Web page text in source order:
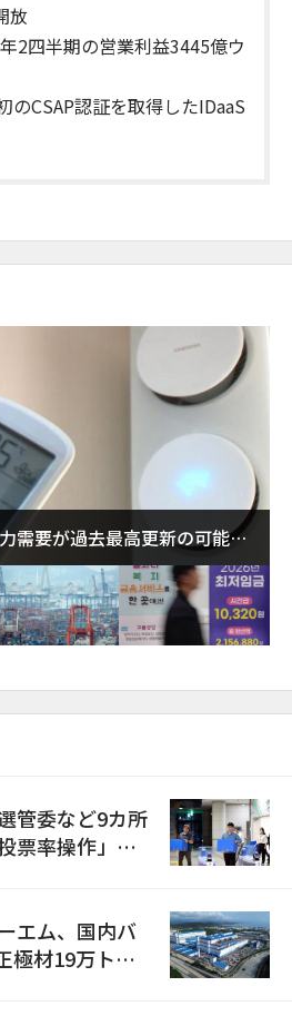
放
2四半期の営業利益3445億ウ
のCSAP認証を取得したIDaaS
需要が過去最高更新の可能性
管委など9カ所
票率操作」の
エム、国内バ
極材19万トン